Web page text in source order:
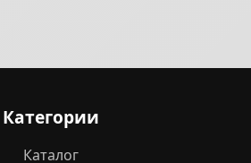
Категории
Каталог